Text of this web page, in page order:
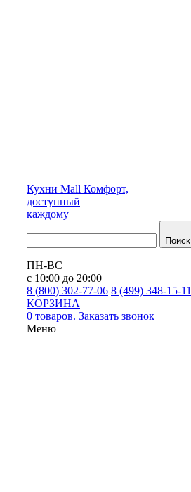
Кухни Mall Комфорт,
доступный
каждому
Поиск
ПН-ВС
с 10:00 до 20:00
8 (800) 302-77-06 8 (499) 348-15-11
КОРЗИНА
0 товаров. Заказать звонок
Меню